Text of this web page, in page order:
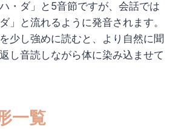
・ダ」と5音節ですが、会話では
」と流れるように発音されます。
少し強めに読むと、より自然に聞
し音読しながら体に染み込ませて
一覧